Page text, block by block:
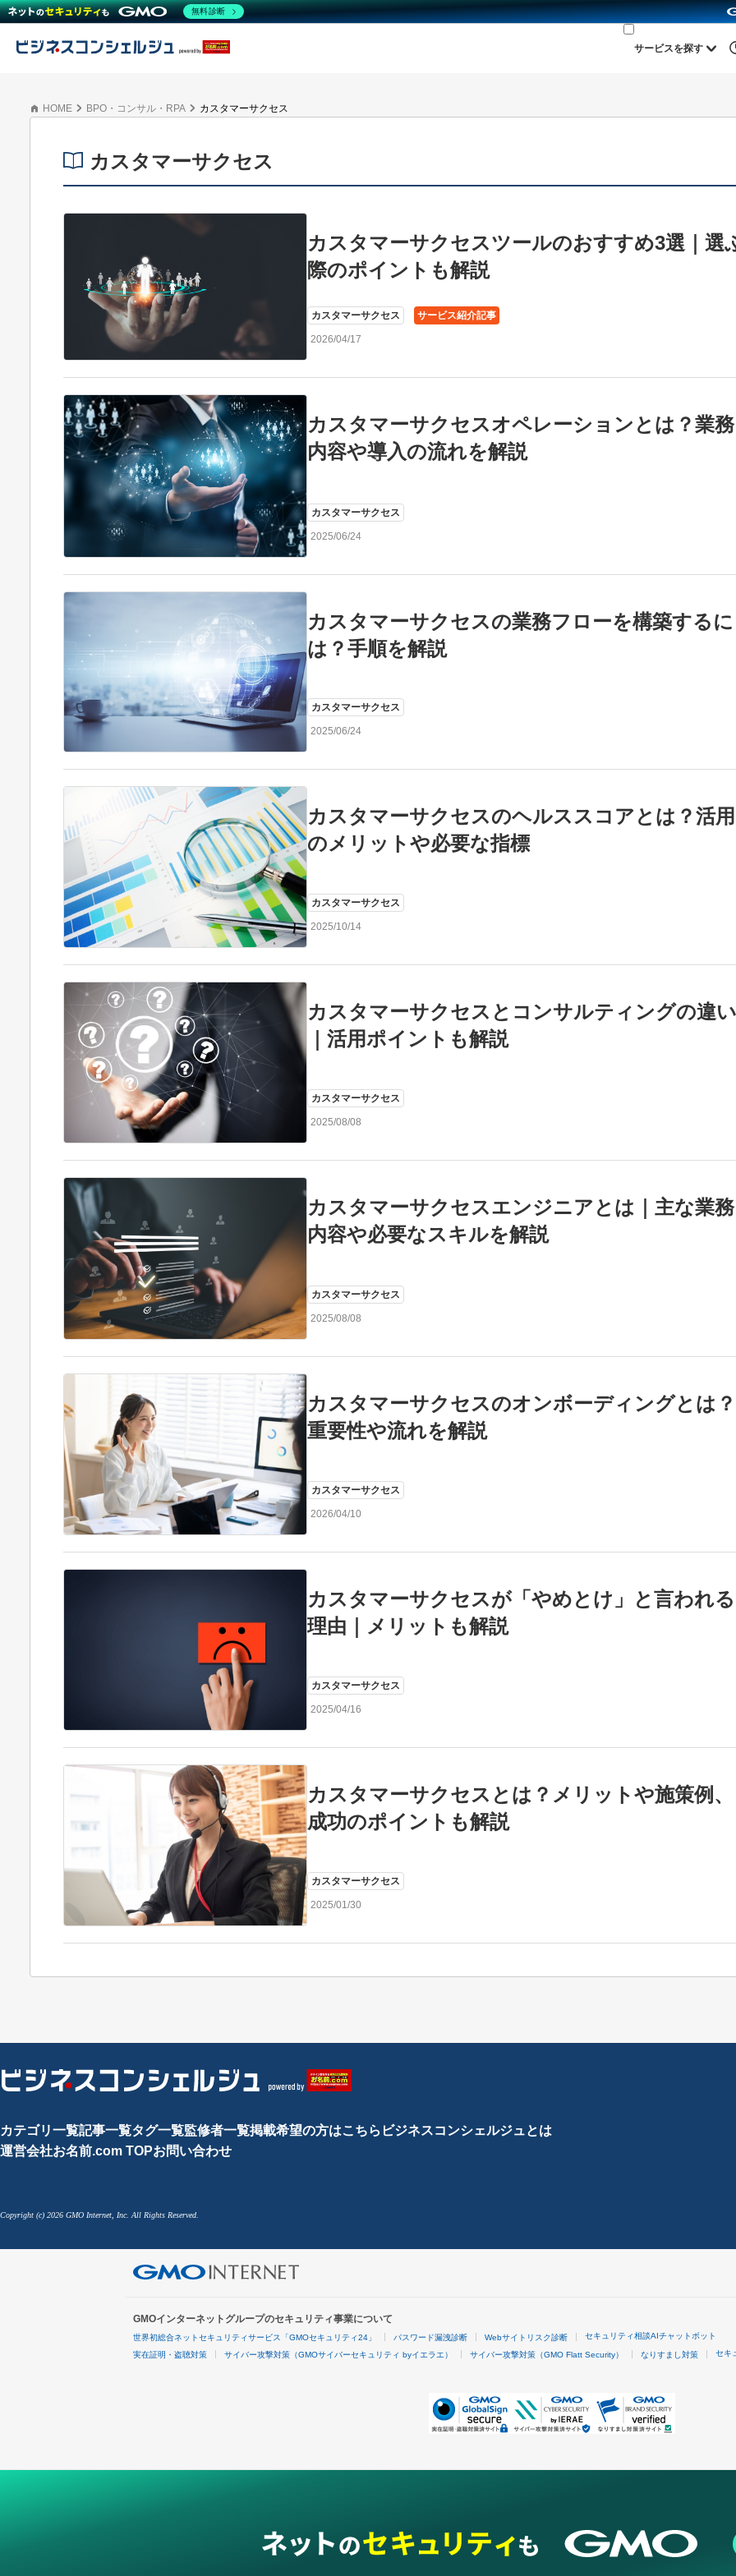
サービスを探す
HOME BPO・コンサル・RPA カスタマーサクセス
カスタマーサクセス
カスタマーサクセスツールのおすすめ3選｜選
際のポイントも解説
カスタマーサクセス サービス紹介記事
2026/04/17
カスタマーサクセスオペレーションとは？業務
内容や導入の流れを解説
カスタマーサクセス
2025/06/24
カスタマーサクセスの業務フローを構築するに
は？手順を解説
カスタマーサクセス
2025/06/24
カスタマーサクセスのヘルススコアとは？活用
のメリットや必要な指標
カスタマーサクセス
2025/10/14
カスタマーサクセスとコンサルティングの違い
｜活用ポイントも解説
カスタマーサクセス
2025/08/08
カスタマーサクセスエンジニアとは｜主な業務
内容や必要なスキルを解説
カスタマーサクセス
2025/08/08
カスタマーサクセスのオンボーディングとは？
重要性や流れを解説
カスタマーサクセス
2026/04/10
カスタマーサクセスが「やめとけ」と言われる
理由｜メリットも解説
カスタマーサクセス
2025/04/16
カスタマーサクセスとは？メリットや施策例、
成功のポイントも解説
カスタマーサクセス
2025/01/30
カテゴリ一覧記事一覧タグ一覧監修者一覧掲載希望の方はこちら ビジネスコンシェルジュとは
運営会社お名前.com TOPお問い合わせ
Copyright (c) 2026 GMO Internet, Inc. All Rights Reserved.
GMOインターネットグループのセキュリティ事業について
世界初総合ネットセキュリティサービス「GMOセキュリティ24」 パスワード漏洩診断 Webサイトリスク診断 セキュリティ相談AIチャットボット
実在証明・盗聴対策 サイバー攻撃対策（GMOサイバーセキュリティ byイエラエ） サイバー攻撃対策（GMO Flatt Security） なりすまし対策 セキ
無料診断